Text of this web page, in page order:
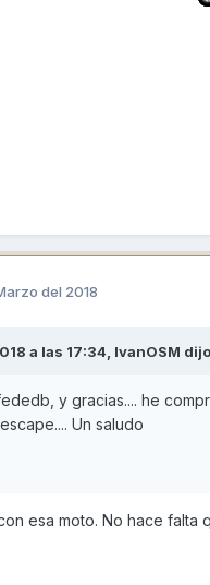
del 2018
a las 17:34, IvanOSM
y gracias.... he
Un saludo
esa moto. No hace falta